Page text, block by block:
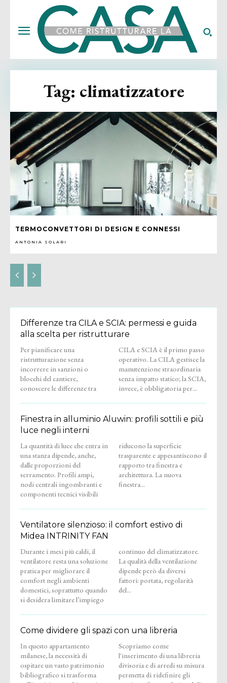
TERMOCONVETTORI DI DESIGN E CONNESSI
ANTONIA SOLARI
Tag: climatizzatore
Differenze tra CILA e SCIA: permessi e guida
alla scelta per ristrutturare
Per pianificare una
ristrutturazione senza
incorrere in sanzioni o
blocchi del cantiere,
conoscere le differenze tra
CILA e SCIA è il primo passo
operativo. La CILA gestisce la
manutenzione straordinaria
senza impatto statico; la SCIA,
invece, è obbligatoria per...
Finestra in alluminio Aluwin: profili sottili e più
luce negli interni
La quantità di luce che entra in
una stanza dipende, anche,
dalle proporzioni del
serramento. Profili ampi,
nodi centrali ingombranti e
componenti tecnici visibili
riducono la superficie
trasparente e appesantiscono il
rapporto tra finestra e
architettura. La nuova
finestra...
Ventilatore silenzioso: il comfort estivo di
Midea INTRINITY FAN
Durante i mesi più caldi, il
ventilatore resta una soluzione
pratica per migliorare il
comfort negli ambienti
domestici, soprattutto quando
si desidera limitare l’impiego
continuo del climatizzatore.
La qualità della ventilazione
dipende però da diversi
fattori: portata, regolarità
del...
Come dividere gli spazi con una libreria
In questo appartamento
milanese, la necessità di
ospitare un vasto patrimonio
bibliografico si trasforma
Scopriamo come
l'inserimento di una libreria
divisoria e di arredi su misura
permetta di ridefinire gli